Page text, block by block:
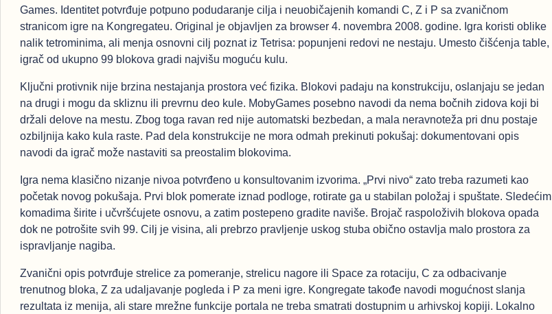
Games. Identitet potvrđuje potpuno podudaranje cilja i neuobičajenih komandi C, Z i P sa zvaničnom
stranicom igre na Kongregateu. Original je objavljen za browser 4. novembra 2008. godine. Igra koristi oblike
nalik tetrominima, ali menja osnovni cilj poznat iz Tetrisa: popunjeni redovi ne nestaju. Umesto čišćenja table,
igrač od ukupno 99 blokova gradi najvišu moguću kulu.
Ključni protivnik nije brzina nestajanja prostora već fizika. Blokovi padaju na konstrukciju, oslanjaju se jedan
na drugi i mogu da skliznu ili prevrnu deo kule. MobyGames posebno navodi da nema bočnih zidova koji bi
držali delove na mestu. Zbog toga ravan red nije automatski bezbedan, a mala neravnoteža pri dnu postaje
ozbiljnija kako kula raste. Pad dela konstrukcije ne mora odmah prekinuti pokušaj: dokumentovani opis
navodi da igrač može nastaviti sa preostalim blokovima.
Igra nema klasično nizanje nivoa potvrđeno u konsultovanim izvorima. „Prvi nivo“ zato treba razumeti kao
početak novog pokušaja. Prvi blok pomerate iznad podloge, rotirate ga u stabilan položaj i spuštate. Sledećim
komadima širite i učvršćujete osnovu, a zatim postepeno gradite naviše. Brojač raspoloživih blokova opada
dok ne potrošite svih 99. Cilj je visina, ali prebrzo pravljenje uskog stuba obično ostavlja malo prostora za
ispravljanje nagiba.
Zvanični opis potvrđuje strelice za pomeranje, strelicu nagore ili Space za rotaciju, C za odbacivanje
trenutnog bloka, Z za udaljavanje pogleda i P za meni igre. Kongregate takođe navodi mogućnost slanja
rezultata iz menija, ali stare mrežne funkcije portala ne treba smatrati dostupnim u arhivskoj kopiji. Lokalno